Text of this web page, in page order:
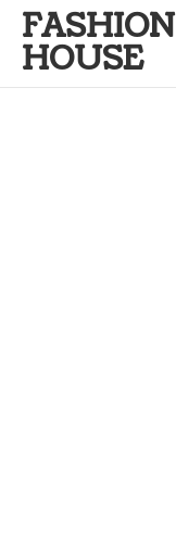
FASHION
HOUSE